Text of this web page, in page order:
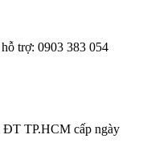
trợ: 0903 383 054
TP.HCM cấp ngày